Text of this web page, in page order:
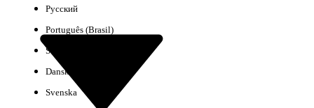
Русский
Português (Brasil)
Suomi
Dansk
Svenska